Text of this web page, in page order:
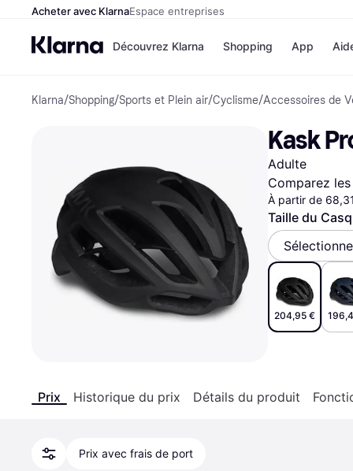
Acheter avec KlarnaEspace entreprises
Découvrez Klarna
Options de
paiement
Payer maintenant
Paiement en 3 fois
Paiement à 30 jours
Klarna sur Apple Pay
Shopping
Magasins
Airbnb
Temu
JD Sports
Voir tous les
App
Klarna/Shopping/Sports et Plein air/Cyclisme/Accessoires de
Kask
Adulte
Comparez
À partir de
Taille du
204,95 €
Prix Historique du prix Détails du produit
Prix avec frais de port